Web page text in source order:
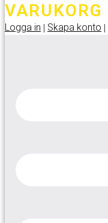
VARUKORG
Logga in | Skapa konto |